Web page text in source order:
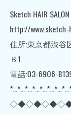
Sketch HAIR SALON
http://
住所:東京都渋谷
Ｂ1
電話:03-6906-